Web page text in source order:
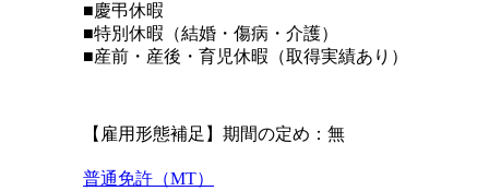
■慶弔休暇
■特別休暇（結婚・傷病・介護）
■産前・産後・育児休暇（取得実績あり）
【雇用形態補足】期間の定め：無
普通免許（MT）